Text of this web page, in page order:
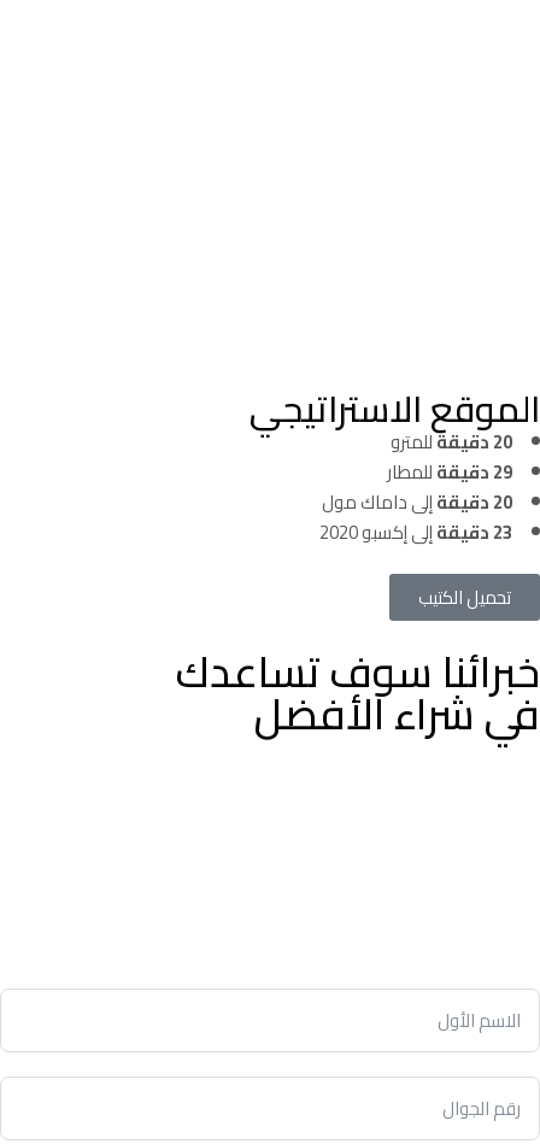
الموقع الاستراتيجي
20 دقيقة
للمترو
29 دقيقة
للمطار
20 دقيقة
إلى داماك مول
23 دقيقة
إلى إكسبو 2020
تحميل الكتيب
خبرائنا سوف تساعدك
في شراء الأفضل